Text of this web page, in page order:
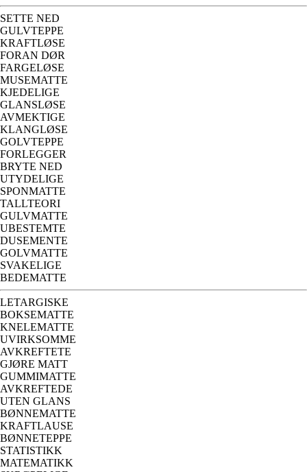
SETTE NED
GULVTEPPE
KRAFTLØSE
FORAN DØR
FARGELØSE
MUSEMATTE
KJEDELIGE
GLANSLØSE
AVMEKTIGE
KLANGLØSE
GOLVTEPPE
FORLEGGER
BRYTE NED
UTYDELIGE
SPONMATTE
TALLTEORI
GULVMATTE
UBESTEMTE
DUSEMENTE
GOLVMATTE
SVAKELIGE
BEDEMATTE
LETARGISKE
BOKSEMATTE
KNELEMATTE
UVIRKSOMME
AVKREFTETE
GJØRE MATT
GUMMIMATTE
AVKREFTEDE
UTEN GLANS
BØNNEMATTE
KRAFTLAUSE
BØNNETEPPE
STATISTIKK
MATEMATIKK